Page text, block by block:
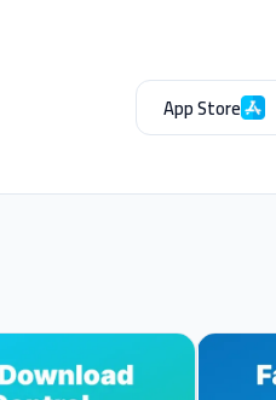
App Store